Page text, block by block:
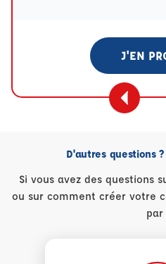
J'EN
D'autres questions
Si vous avez des questions
ou sur comment créer votre
par